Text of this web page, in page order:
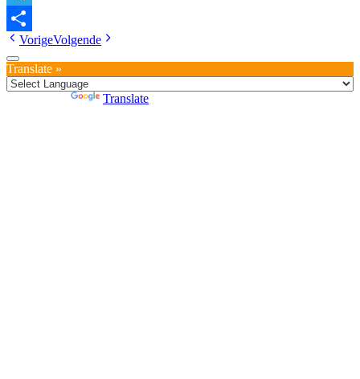
Telegram
Delen
VorigeVolgende
Translate »
Translate